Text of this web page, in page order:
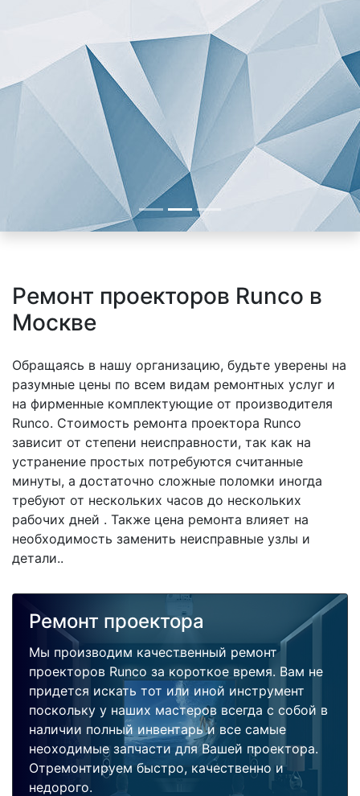
Ремонт проекторов Runco в
Москве
Обращаясь в нашу организацию, будьте уверены на
разумные цены по всем видам ремонтных услуг и
на фирменные комплектующие от производителя
Runco. Стоимость ремонта проектора Runco
зависит от степени неисправности, так как на
устранение простых потребуются считанные
минуты, а достаточно сложные поломки иногда
требуют от нескольких часов до нескольких
рабочих дней . Также цена ремонта влияет на
необходимость заменить неисправные узлы и
детали..
Ремонт проектора
Мы производим качественный ремонт
проекторов Runco за короткое время. Вам не
придется искать тот или иной инструмент
поскольку у наших мастеров всегда с собой в
наличии полный инвентарь и все самые
неоходимые запчасти для Вашей проектора.
Отремонтируем быстро, качественно и
недорого.